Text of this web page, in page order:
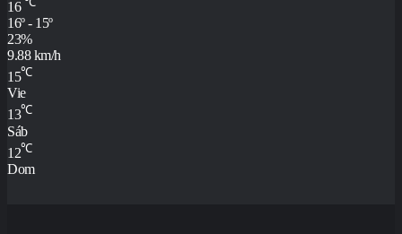
16
16º - 15º
23%
9.88 km/h
15℃
Vie
13℃
Sáb
12℃
Dom